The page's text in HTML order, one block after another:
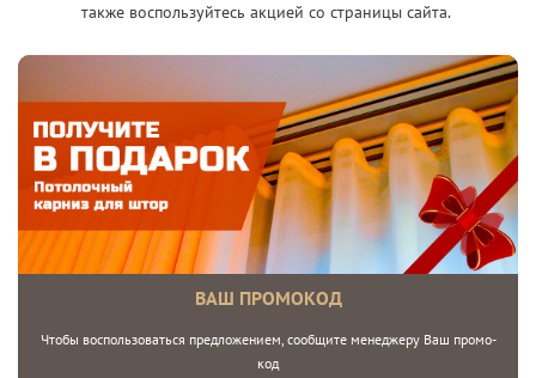
также воспользуйтесь акцией со страницы сайта.
ВАШ ПРОМОКОД
Чтобы воспользоваться предложением, сообщите менеджеру Ваш промо-
код